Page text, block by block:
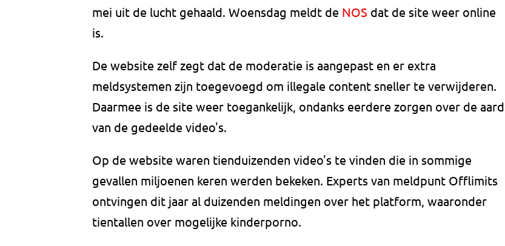
mei uit de lucht gehaald. Woensdag meldt de NOS dat de site weer online
is.
De website zelf zegt dat de moderatie is aangepast en er extra
meldsystemen zijn toegevoegd om illegale content sneller te verwijderen.
Daarmee is de site weer toegankelijk, ondanks eerdere zorgen over de aard
van de gedeelde video's.
Op de website waren tienduizenden video's te vinden die in sommige
gevallen miljoenen keren werden bekeken. Experts van meldpunt Offlimits
ontvingen dit jaar al duizenden meldingen over het platform, waaronder
tientallen over mogelijke kinderporno.